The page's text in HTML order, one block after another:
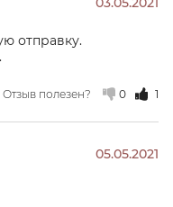
отправку.
Отзыв полезен? 0 1
05.05.2021